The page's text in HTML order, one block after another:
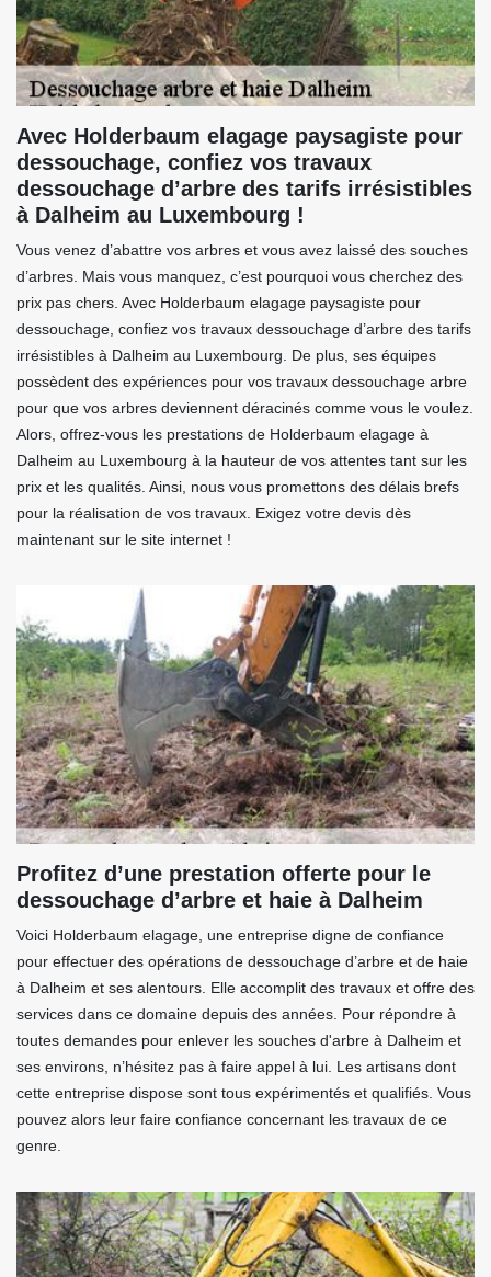
Avec Holderbaum elagage paysagiste pour
dessouchage, confiez vos travaux
dessouchage d’arbre des tarifs irrésistibles
à Dalheim au Luxembourg !
Vous venez d’abattre vos arbres et vous avez laissé des souches
d’arbres. Mais vous manquez, c’est pourquoi vous cherchez des
prix pas chers. Avec Holderbaum elagage paysagiste pour
dessouchage, confiez vos travaux dessouchage d’arbre des tarifs
irrésistibles à Dalheim au Luxembourg. De plus, ses équipes
possèdent des expériences pour vos travaux dessouchage arbre
pour que vos arbres deviennent déracinés comme vous le voulez.
Alors, offrez-vous les prestations de Holderbaum elagage à
Dalheim au Luxembourg à la hauteur de vos attentes tant sur les
prix et les qualités. Ainsi, nous vous promettons des délais brefs
pour la réalisation de vos travaux. Exigez votre devis dès
maintenant sur le site internet !
Profitez d’une prestation offerte pour le
dessouchage d’arbre et haie à Dalheim
Voici Holderbaum elagage, une entreprise digne de confiance
pour effectuer des opérations de dessouchage d’arbre et de haie
à Dalheim et ses alentours. Elle accomplit des travaux et offre des
services dans ce domaine depuis des années. Pour répondre à
toutes demandes pour enlever les souches d'arbre à Dalheim et
ses environs, n’hésitez pas à faire appel à lui. Les artisans dont
cette entreprise dispose sont tous expérimentés et qualifiés. Vous
pouvez alors leur faire confiance concernant les travaux de ce
genre.